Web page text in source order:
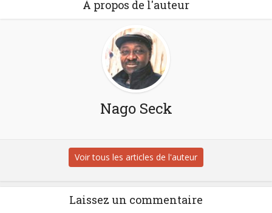
À propos de l'auteur
Nago Seck
Voir tous les articles de l'auteur
Laissez un commentaire